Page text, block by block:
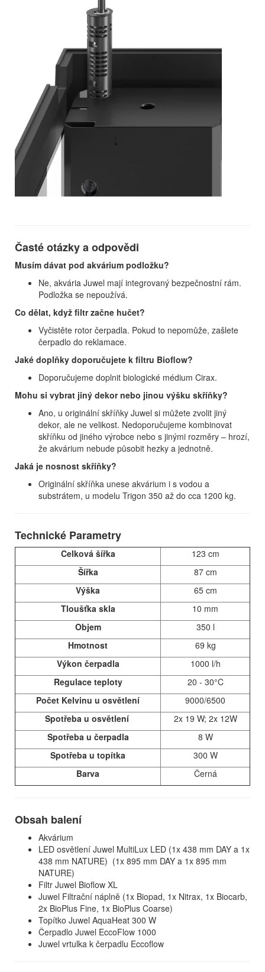
Časté otázky a odpovědi
Musím dávat pod akvárium podložku?
Ne, akvária Juwel mají integrovaný bezpečnostní rám.
Podložka se nepoužívá.
Co dělat, když filtr začne hučet?
Vyčistěte rotor čerpadla. Pokud to nepomůže, zašlete
čerpadlo do reklamace.
Jaké doplňky doporučujete k filtru Bioflow?
Doporučujeme doplnit biologické médium Cirax.
Mohu si vybrat jiný dekor nebo jinou výšku skříňky?
Ano, u originální skříňky Juwel si můžete zvolit jiný
dekor, ale ne velikost. Nedoporučujeme kombinovat
skříňku od jiného výrobce nebo s jinými rozměry – hrozí,
že akvárium nebude působit hezky a jednotně.
Jaká je nosnost skříňky?
Originální skříňka unese akvárium i s vodou a
substrátem, u modelu Trigon 350 až do cca 1200 kg.
Technické Parametry
Celková šířka
123 cm
Šířka
87 cm
Výška
65 cm
Tloušťka skla
10 mm
Objem
350 l
Hmotnost
69 kg
Výkon čerpadla
1000 l/h
Regulace teploty
20 - 30°C
Počet Kelvinu u osvětlení
9000/6500
Spotřeba u osvětlení
2x 19 W; 2x 12W
Spotřeba u čerpadla
8 W
Spotřeba u topítka
300 W
Barva
Černá
Obsah balení
Akvárium
LED osvětlení Juwel MultiLux LED (1x 438 mm DAY a 1x
438 mm NATURE) (1x 895 mm DAY a 1x 895 mm
NATURE)
Filtr Juwel Bioflow XL
Juwel Filtrační náplně (1x Biopad, 1x Nitrax, 1x Biocarb,
2x BioPlus Fine, 1x BioPlus Coarse)
Topítko Juwel AquaHeat 300 W
Čerpadlo Juwel EccoFlow 1000
Juwel vrtulka k čerpadlu Eccoflow